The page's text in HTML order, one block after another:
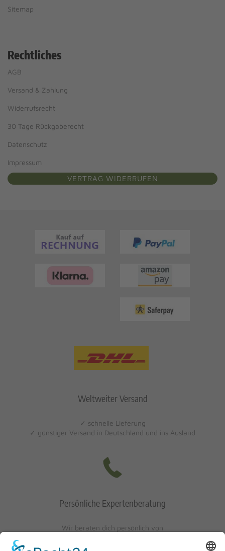
Sitemap
Rechtliches
AGB
Versand & Zahlung
Widerrufsrecht
30 Tage Rückgaberecht
Datenschutz
Impressum
VERTRAG WIDERRUFEN
Weltweiter Versand
✓ schnelle Lieferung
✓ günstiger Versand in Deutschland und ins Ausland
Persönliche Expertenberatung
Wir beraten dich persönlich von